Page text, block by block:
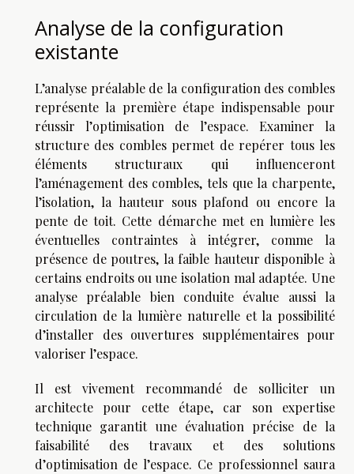
Analyse de la configuration
existante
L’analyse préalable de la configuration des combles
représente la première étape indispensable pour
réussir l’optimisation de l’espace. Examiner la
structure des combles permet de repérer tous les
éléments structuraux qui influenceront
l’aménagement des combles, tels que la charpente,
l’isolation, la hauteur sous plafond ou encore la
pente de toit. Cette démarche met en lumière les
éventuelles contraintes à intégrer, comme la
présence de poutres, la faible hauteur disponible à
certains endroits ou une isolation mal adaptée. Une
analyse préalable bien conduite évalue aussi la
circulation de la lumière naturelle et la possibilité
d’installer des ouvertures supplémentaires pour
valoriser l’espace.
Il est vivement recommandé de solliciter un
architecte pour cette étape, car son expertise
technique garantit une évaluation précise de la
faisabilité des travaux et des solutions
d’optimisation de l’espace. Ce professionnel saura